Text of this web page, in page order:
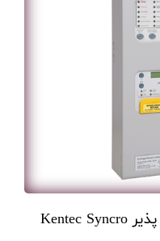
کنترل پنل اطفاء حریق آدرس پذیر Kentec Syncro